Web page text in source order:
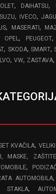
, DAIHATSU,
ISUZU, IVECO,
, MASERATI ,
OPEL, PEUGEOT,
, SKODA, SMART,
, VW, ZASTAVA,
KVAČILA,
MASKE,
,
AUTOMOBILA,
STAKLA,